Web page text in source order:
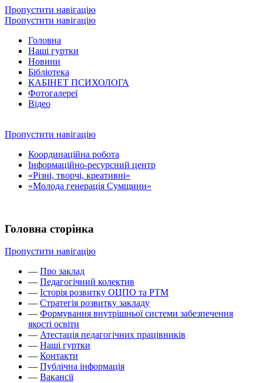
Пропустити навігацію
Пропустити навігацію
Головна
Наші гуртки
Новини
Бібліотека
КАБІНЕТ ПСИХОЛОГА
Фотогалереї
Відео
Пропустити навігацію
Координаційна робота
Інформаційно-ресурсний центр
«Різні, творчі, креативні»
«Молода генерація Сумщини»
Головна сторінка
Пропустити навігацію
— Про заклад
— Педагогічний колектив
— Історія розвитку ОЦПО та РТМ
— Стратегія розвитку закладу
— Формування внутрішньої системи забезпечення
якості освіти
— Атестація педагогічних працівників
— Наші гуртки
— Контакти
— Публічна інформація
— Вакансії